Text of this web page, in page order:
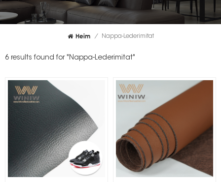
Heim / Nappa-Lederimitat
6 results found for "Nappa-Lederimitat"